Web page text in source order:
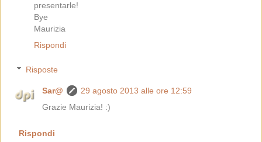
presentarle!
Bye
Maurizia
Rispondi
Risposte
Sar@
29 agosto 2013 alle ore 12:59
Grazie Maurizia! :)
Rispondi